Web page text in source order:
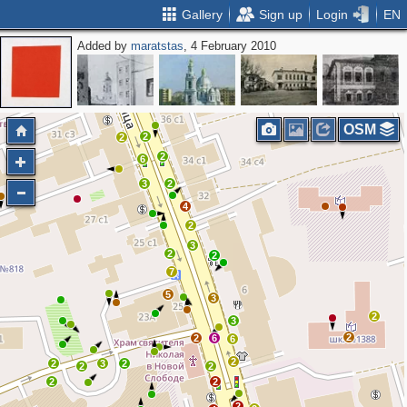
Gallery Sign up Login EN
Added bymaratstas, 4 February 2010
2 2
6 2
3 2
4
2
3
2
2
2
2
2
5
6
2
2
2
2
6
3
3
7
2
3
2
2
2
OSM